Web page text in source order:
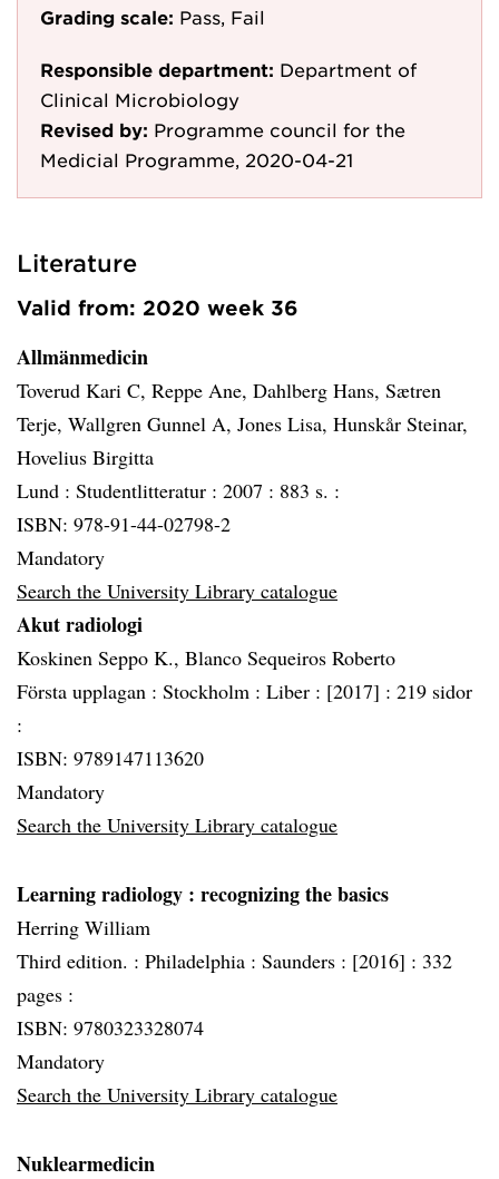
Grading scale: Pass, Fail
Responsible department: Department of
Clinical Microbiology
Revised by: Programme council for the
Medicial Programme, 2020-04-21
Literature
Valid from: 2020 week 36
Allmänmedicin
Toverud Kari C, Reppe Ane, Dahlberg Hans, Sætren
Terje, Wallgren Gunnel A, Jones Lisa, Hunskår Steinar,
Hovelius Birgitta
Lund : Studentlitteratur : 2007 : 883 s. :
ISBN: 978-91-44-02798-2
Mandatory
Search the University Library catalogue
Akut radiologi
Koskinen Seppo K., Blanco Sequeiros Roberto
Första upplagan : Stockholm : Liber : [2017] : 219 sidor
:
ISBN: 9789147113620
Mandatory
Search the University Library catalogue
Learning radiology : recognizing the basics
Herring William
Third edition. : Philadelphia : Saunders : [2016] : 332
pages :
ISBN: 9780323328074
Mandatory
Search the University Library catalogue
Nuklearmedicin